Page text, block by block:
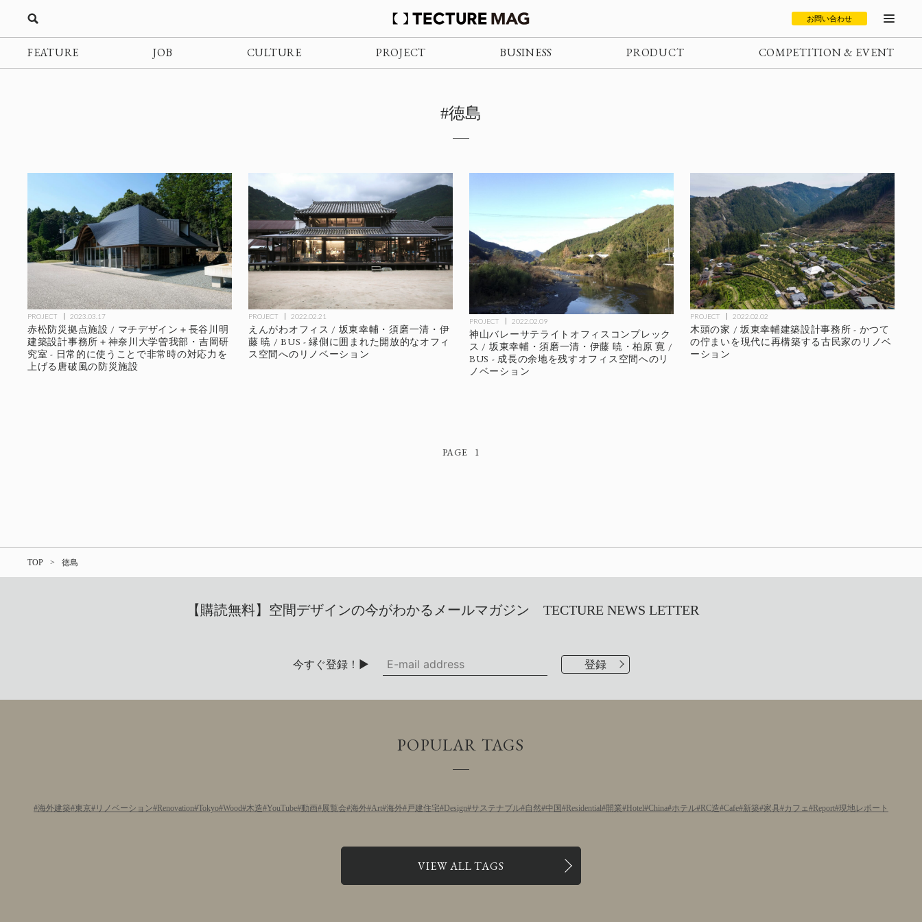
お問い合わせ
FEATURE JOB CULTURE PROJECT BUSINESS PRODUCT COMPETITION & EVENT
#徳島
PROJECT 2023.03.17
赤松防災拠点施設 / マチデザイン＋長谷川明
建築設計事務所＋神奈川大学曽我部・吉岡研
究室 - 日常的に使うことで非常時の対応力を
上げる唐破風の防災施設
PROJECT 2022.02.21
えんがわオフィス / 坂東幸輔・須磨一清・伊
藤 暁 / BUS - 縁側に囲まれた開放的なオフィ
ス空間へのリノベーション
PROJECT 2022.02.09
神山バレーサテライトオフィスコンプレック
ス / 坂東幸輔・須磨一清・伊藤 暁・柏原 寛 /
BUS - 成長の余地を残すオフィス空間へのリ
ノベーション
PROJECT 2022.02.02
木頭の家 / 坂東幸輔建築設計事務所 - かつて
の佇まいを現代に再構築する古民家のリノベ
ーション
1
TOP 徳島
【購読無料】空間デザインの今がわかるメールマガジン TECTURE NEWS LETTER
今すぐ登録！▶
POPULAR TAGS
海外建築 東京 リノベーション Renovation Tokyo Wood 木造 YouTube 動画 展覧会 海外 Art 海外 戸建住宅 Design サステナブル 自然 中国 Residential 開業 Hotel China ホテル RC造 Cafe 新築 家具 カフェ Report 現地レポート
VIEW ALL TAGS